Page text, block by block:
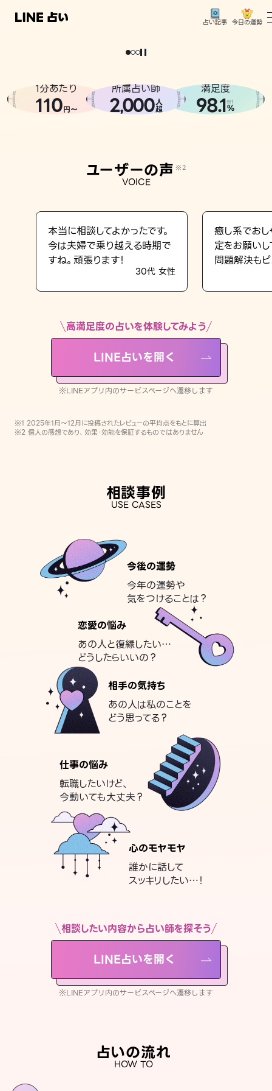
占い記事 今日の運勢
相談事例
LINE占いを開く
※LINEアプリ内のサービスページへ遷移します
どうせなら
。
1分あたり
110円〜
所属占い師
2,000人
超
満足度
98.1※1
%
ユーザーの声 ※2
VOICE
本当に相談してよかったです。
今は夫婦で乗り越える時期で
すね。頑張ります！
30代 女性
癒し系でおし
定をお願い
問題解決もピ
高満足度の占いを体験してみよう
LINE占いを開く
※LINEアプリ内のサービスページへ遷移します
※1 2025年1月〜12月に投稿されたレビューの平均点をもとに算出
※2 個人の感想であり、効果・効能を保証するものではありません
相談事例
USE CASES
今後の運勢
今年の運勢や
気をつけることは？
恋愛の悩み
あの人と復縁したい…
どうしたらいいの？
相手の気持ち
あの人は私のことを
どう思ってる？
仕事の悩み
転職したいけど、
今動いても大丈夫？
心のモヤモヤ
誰かに話して
スッキリしたい…！
相談したい内容から占い師を探そう
LINE占いを開く
※LINEアプリ内のサービスページへ遷移します
占いの流れ
HOW TO